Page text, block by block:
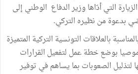
التي أدّاها وزير الدفاع الوطني إلى
بدعوة من نظيره التركي.
بالعلاقات التونسية التركية المتميزة
بوضع خطة عمل لتفعيل القرارات
لتذليل الصعوبات بما يساهم في توفير